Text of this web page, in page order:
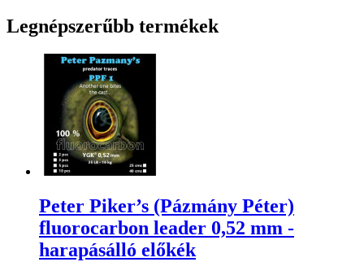
Legnépszerűbb termékek
Peter Piker’s (Pázmány Péter)
fluorocarbon leader 0,52 mm -
harapásálló előkék